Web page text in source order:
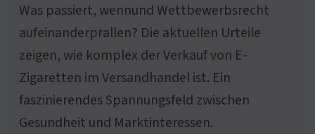
Was passiert, wennund Wettbewerbsrecht
aufeinanderprallen? Die aktuellen Urteile
zeigen, wie komplex der Verkauf von E-
Zigaretten im Versandhandel ist. Ein
faszinierendes Spannungsfeld zwischen
Gesundheit und Marktinteressen.